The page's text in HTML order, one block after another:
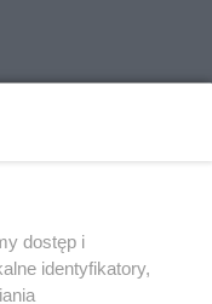
dostęp i
identyfikatory,